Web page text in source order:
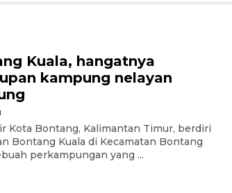
Kuala, hangatnya
kampung nelayan
Kota Bontang, Kalimantan Timur, berdiri
Bontang Kuala di Kecamatan Bontang
perkampungan yang ...